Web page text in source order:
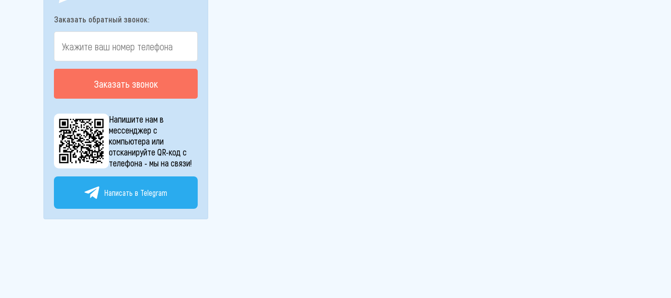
Заказать обратный звонок:
Заказать звонок
Напишите нам в
мессенджер с
компьютера или
отсканируйте QR-код с
телефона - мы на связи!
Написать в Telegram